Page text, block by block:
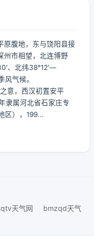
原腹地，东与饶阳县接
州市相望，北连博野
、北纬38°12′—
风气候。
意，西汉初置安平
隶属河北省石家庄专
区），199...
天气网
bmzqd天气